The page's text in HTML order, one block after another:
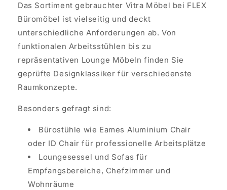
Das Sortiment gebrauchter Vitra Möbel bei FLEX
Büromöbel ist vielseitig und deckt
unterschiedliche Anforderungen ab. Von
funktionalen Arbeitsstühlen bis zu
repräsentativen Lounge Möbeln finden Sie
geprüfte Designklassiker für verschiedenste
Raumkonzepte.
Besonders gefragt sind:
Bürostühle wie Eames Aluminium Chair
oder ID Chair für professionelle Arbeitsplätze
Loungesessel und Sofas für
Empfangsbereiche, Chefzimmer und
Wohnräume